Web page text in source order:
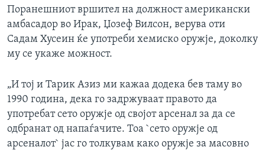
Поранешниот вршител на должност американски
амбасадор во Ирак, Џозеф Вилсон, верува оти
Садам Хусеин ќе употреби хемиско оружје, доколку
му се укаже можност.
„И тој и Тарик Азиз ми кажаа додека бев таму во
1990 година, дека го задржуваат правото да
употребат сето оружје од својот арсенал за да се
одбранат од напаѓачите. Тоа `сето оружје од
арсеналот` јас го толкувам како оружје за масовно